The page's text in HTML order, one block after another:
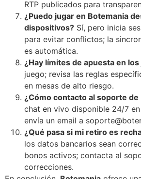
RTP publicados para
¿Puedo jugar en Botemania
dispositivos? Sí, pero inicia
para evitar conflictos; la
es automática.
¿Hay límites de apuesta en
juego; revisa las reglas
en mesas de alto riesgo.
¿Cómo contacto al soporte de
chat en vivo disponible 24/7
envía un email a
¿Qué pasa si mi retiro es
los datos bancarios sean
bonos activos; contacta al
correcciones.